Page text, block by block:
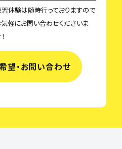
体験は随時行っておりますので
気軽にお問い合わせくださいま
望・お問い合わせ